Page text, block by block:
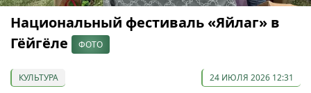
Национальный фестиваль «Яйлаг» в
Гёйгёле
ФОТО
КУЛЬТУРА 24 ИЮЛЯ 2026 12:31